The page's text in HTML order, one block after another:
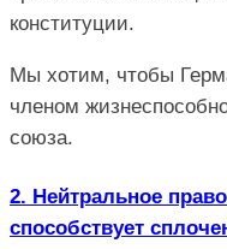
конституции.
Мы хотим, чтобы
членом
союза.
2. Нейтральное
способствует